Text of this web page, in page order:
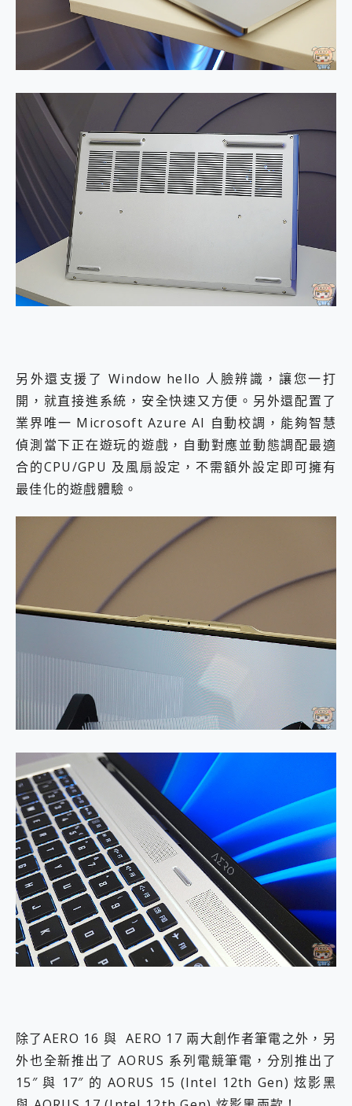
另外還支援了 Window hello 人臉辨識，讓您一打
開，就直接進系統，安全快速又方便。另外還配置了
業界唯一 Microsoft Azure AI 自動校調，能夠智慧
偵測當下正在遊玩的遊戲，自動對應並動態調配最適
合的CPU/GPU 及風扇設定，不需額外設定即可擁有
最佳化的遊戲體驗。
除了AERO 16 與 AERO 17 兩大創作者筆電之外，另
外也全新推出了 AORUS 系列電競筆電，分別推出了
15″ 與 17″ 的 AORUS 15 (Intel 12th Gen) 炫影黑